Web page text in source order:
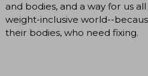
and bodies, and a way for us
weight-inclusive world--
their bodies, who need fixing.